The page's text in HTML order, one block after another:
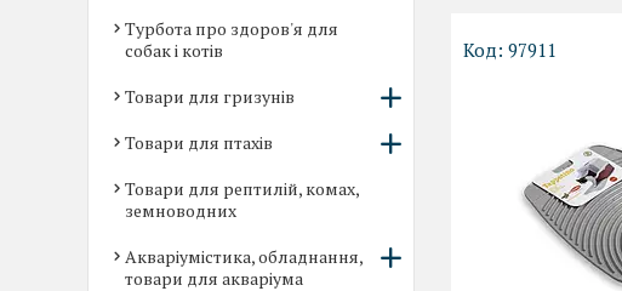
97911
Турбота про здоров'я для
собак і котів
Товари для гризунів
Товари для птахів
Товари для рептилій, комах,
земноводних
Акваріумістика, обладнання,
товари для акваріума